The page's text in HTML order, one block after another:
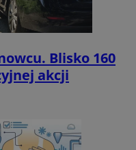
Blisko 160
akcji